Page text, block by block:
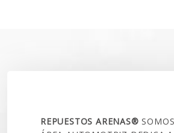
REPUESTOS ARENAS®